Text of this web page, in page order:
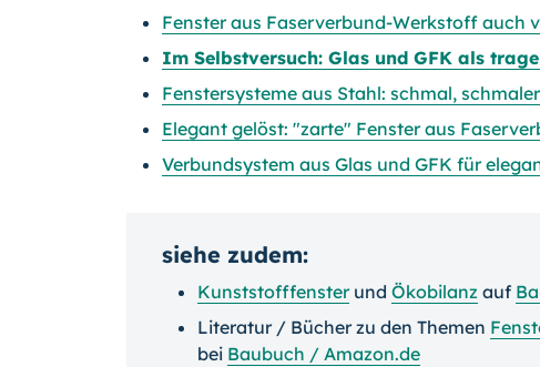
Fenster aus Faserverbund-Werkstoff auch
Im Selbstversuch: Glas und GFK als
Fenstersysteme aus Stahl: schmal,
Elegant gelöst: "zarte" Fenster aus
Verbundsystem aus Glas und GFK für
siehe zudem:
Kunststofffensterund Ökobilanz auf
Literatur / Bücher zu den Themen
bei Baubuch / Amazon.de